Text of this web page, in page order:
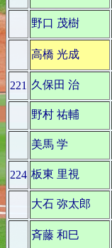
野口 茂樹
高橋 光成
221 久保田 治
野村 祐輔
美馬 学
224 板東 里視
大石 弥太郎
斉藤 和巳